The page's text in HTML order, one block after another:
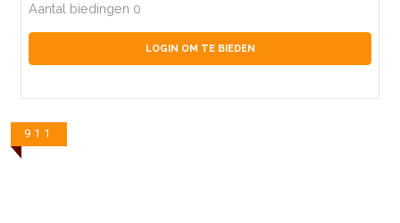
Aantal biedingen 0
LOGIN OM TE BIEDEN
911